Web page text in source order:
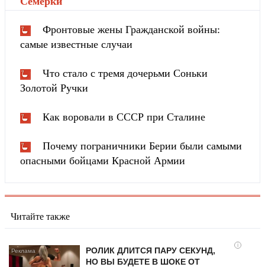
Фронтовые жены Гражданской войны:
самые известные случаи
Что стало с тремя дочерьми Соньки
Золотой Ручки
Как воровали в СССР при Сталине
Почему пограничники Берии были самыми
опасными бойцами Красной Армии
Читайте также
i
РОЛИК ДЛИТСЯ ПАРУ СЕКУНД,
НО ВЫ БУДЕТЕ В ШОКЕ ОТ